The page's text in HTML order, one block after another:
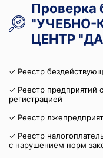
Проверка
"УЧЕБНО-
ЦЕНТР
✓ Реестр
✓ Реестр предприятий
регистрацией
✓ Реестр
✓ Реестр
с нарушением норм